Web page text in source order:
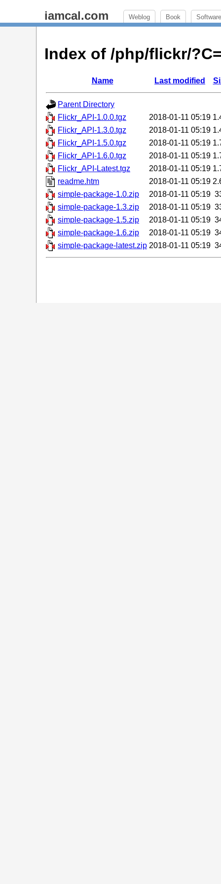
iamcal.com Weblog Book Software
Index of /php/flickr/
Name Last modified
Parent Directory
Flickr_API-1.0.0.tgz
2018-01-11 05:19
Flickr_API-1.3.0.tgz
2018-01-11 05:19
Flickr_API-1.5.0.tgz
2018-01-11 05:19
Flickr_API-1.6.0.tgz
2018-01-11 05:19
Flickr_API-Latest.tgz
2018-01-11 05:19
readme.htm
2018-01-11 05:19
simple-package-1.0.zip
2018-01-11 05:19
simple-package-1.3.zip
2018-01-11 05:19
simple-package-1.5.zip
2018-01-11 05:19
simple-package-1.6.zip
2018-01-11 05:19
simple-package-latest.zip 2018-01-11 05:19